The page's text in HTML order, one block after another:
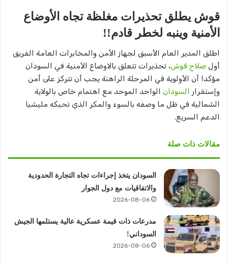
قوش يطلق تحذيرات مغلظة تجاه الأوضاع
الأمنية وينبه لخطر قادم!!
اطلق المدير العام الأسبق لجهاز الأمن والمخابرات العامة الفريق
أول صلاح قوش، تحذيرات تتعلق بالاوضاع الأمنية في السودان
مؤكدا أن الأولوية في المرحلة الراهنة يجب أن تتركز على أمن
وإستقرار
السودان الواحد الموحد مع اهتمام خاص بالولاية
الشمالية في ظل ما وصفه بالسوء والمكر الذي تحيكه مليشيا
الدعم السريع.
مقالات ذات صلة
السودان يتخذ إجراءات تجاه التجارة الحدودية
والاتفاقيات مع دول الجوار
2026-08-06
مدرعات ذات قيمة عسكرية عالية يستلمها الجيش
السوداني!
2026-08-06